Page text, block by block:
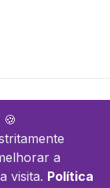
🍪
a
visita. Política